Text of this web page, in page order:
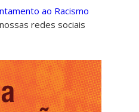
ao Racismo
redes sociais